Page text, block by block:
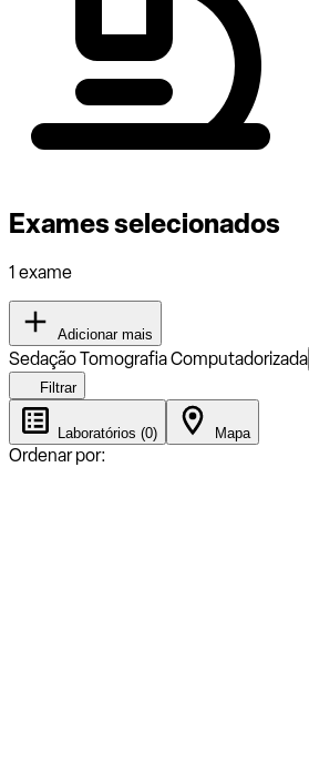
Exames selecionados
1 exame
Adicionar mais
Sedação Tomografia Computadorizada
Filtrar
Laboratórios (0) Mapa
Ordenar por: